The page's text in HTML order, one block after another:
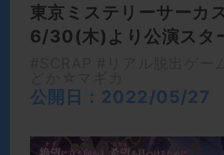
東京ミステリーサーカ
6/30(木)より公演スタ
公開日：2022/05/27